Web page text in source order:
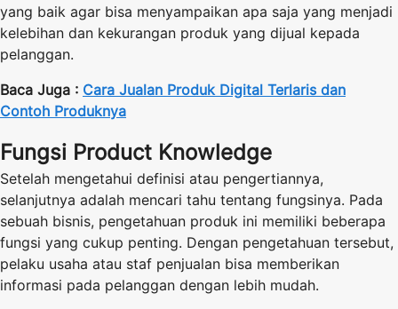
yang baik agar bisa menyampaikan apa saja yang menjadi
kelebihan dan kekurangan produk yang dijual kepada
pelanggan.
Baca Juga : Cara Jualan Produk Digital Terlaris dan
Contoh Produknya
Fungsi Product Knowledge
Setelah mengetahui definisi atau pengertiannya,
selanjutnya adalah mencari tahu tentang fungsinya. Pada
sebuah bisnis, pengetahuan produk ini memiliki beberapa
fungsi yang cukup penting. Dengan pengetahuan tersebut,
pelaku usaha atau staf penjualan bisa memberikan
informasi pada pelanggan dengan lebih mudah.